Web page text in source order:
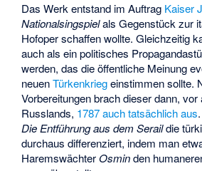
Das Werk entstand im Auftrag Kaiser
Nationalsingspielals Gegenstück zur
Hofoper schaffen wollte. Gleichzeitig
auch als ein politisches
werden, das die öffentliche Meinung
neuenTürkenkriegeinstimmen sollte.
Vorbereitungen brach dieser dann,
Russlands, 1787 auch tatsächlich aus
Die Entführung aus dem Seraildie
durchaus differenziert, indem man
HaremswächterOsminden